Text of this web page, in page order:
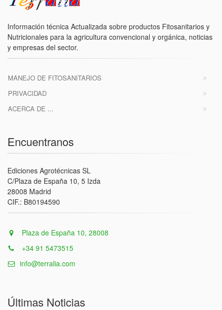
Información técnica Actualizada sobre productos Fitosanitarios y
Nutricionales para la agricultura convencional y orgánica, noticias
y empresas del sector.
MANEJO DE FITOSANITARIOS
PRIVACIDAD
ACERCA DE ...
Encuentranos
Ediciones Agrotécnicas SL
C/Plaza de España 10, 5 Izda
28008 Madrid
CIF.: B80194590
Plaza de España 10, 28008
+34 91 5473515
info@terralia.com
Últimas Noticias